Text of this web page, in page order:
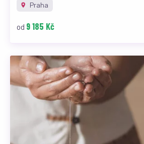
Praha
od 9 185 Kč